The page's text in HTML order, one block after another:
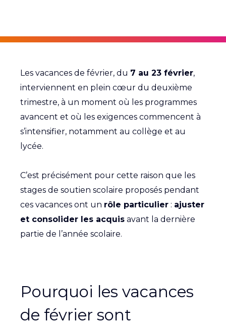
Les vacances de février, du 7 au 23 février,
interviennent en plein cœur du deuxième
trimestre, à un moment où les programmes
avancent et où les exigences commencent à
s’intensifier, notamment au collège et au
lycée.
C’est précisément pour cette raison que les
stages de soutien scolaire proposés pendant
ces vacances ont un rôle particulier : ajuster
et consolider les acquis avant la dernière
partie de l’année scolaire.
Pourquoi les vacances
de février sont